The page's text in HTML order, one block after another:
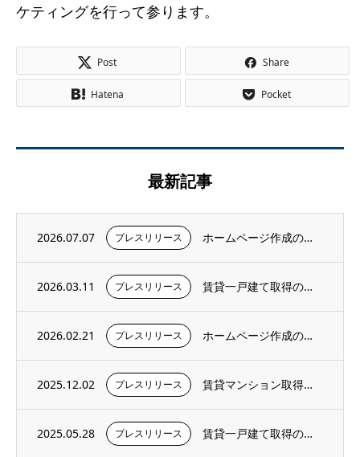
ケティングを行って参ります。
Post Share
Hatena Pocket
最新記事
2026.07.07 プレスリリース ホームページ作成のお知らせ
2026.03.11 プレスリリース 賃貸一戸建て取得のお知らせ
2026.02.21 プレスリリース ホームページ作成のお知らせ
2025.12.02 プレスリリース 賃貸マンション取得のお知らせ
2025.05.28 プレスリリース 賃貸一戸建て取得のお知らせ